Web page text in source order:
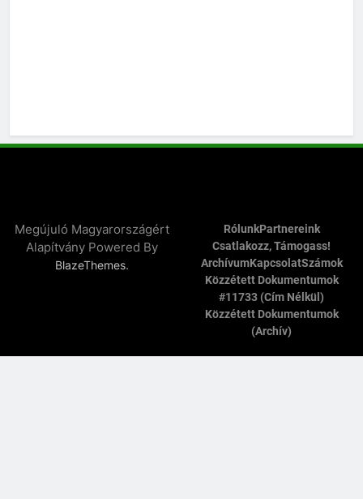
Megújuló Magyarországért
Alapítvány Powered By
BlazeThemes.
RólunkPartnereink
Csatlakozz, Támogass!
ArchívumKapcsolatSzámok
Közzétett Dokumentumok
#11733 (cím Nélkül)
Közzétett Dokumentumok
(archív)